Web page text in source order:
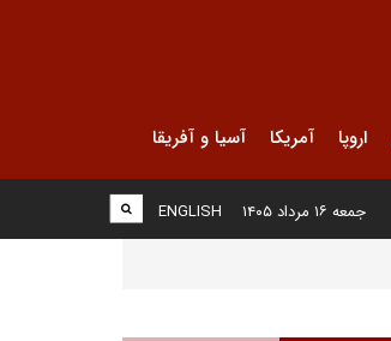
اروپا آمریکا آسیا و آفریقا
ENGLISH جمعه ۱۶ مرداد ۱۴۰۵